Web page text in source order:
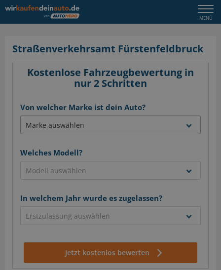
MENÜ
Straßenverkehrsamt Fürstenfeldbruck
Kostenlose Fahrzeugbewertung in
nur 2 Schritten
Von welcher Marke ist dein Auto?
Welches Modell?
In welchem Jahr wurde es zugelassen?
Jetzt kostenlos bewerten